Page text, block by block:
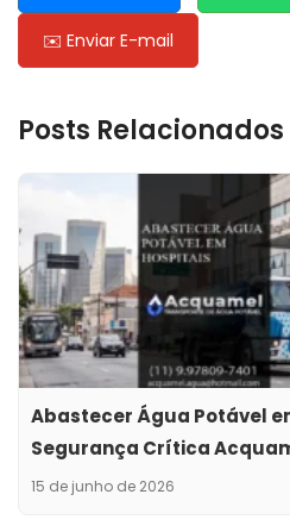
✉️ Enviar E-mail
Posts Relacionados
Abastecer Água Potável
Segurança Crítica
15 de junho de 2026